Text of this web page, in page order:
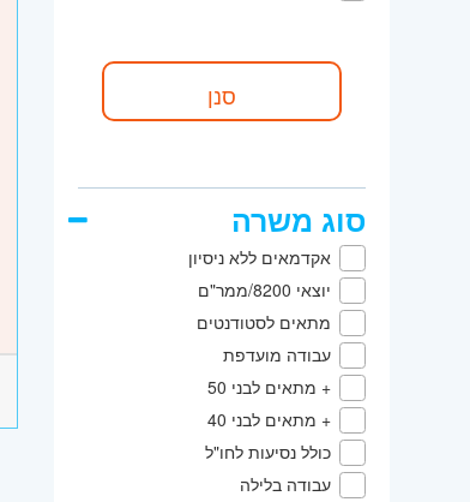
סוג משרה
אקדמאים ללא ניסיון
יוצאי 8200/ממר"ם
מתאים לסטודנטים
עבודה מועדפת
+ מתאים לבני 50
+ מתאים לבני 40
כולל נסיעות לחו"ל
עבודה בלילה